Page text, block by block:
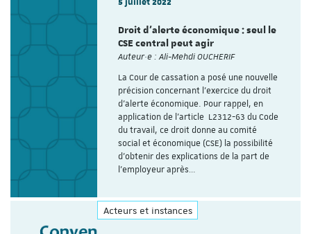
Droit d'alerte économique : seul le
CSE central peut agir
Auteur·e : Ali-Mehdi OUCHERIF
La Cour de cassation a posé une nouvelle
précision concernant l’exercice du droit
d’alerte économique. Pour rappel, en
application de l’article L2312-63 du Code
du travail, ce droit donne au comité
social et économique (CSE) la possibilité
d’obtenir des explications de la part de
l’employeur après…
Acteurs et instances